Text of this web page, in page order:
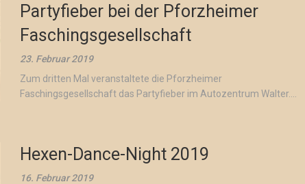
Partyfieber bei der Pforzheimer
Faschingsgesellschaft
23. Februar 2019
Zum dritten Mal veranstaltete die Pforzheimer
Faschingsgesellschaft das Partyfieber im Autozentrum Walter....
Hexen-Dance-Night 2019
16. Februar 2019